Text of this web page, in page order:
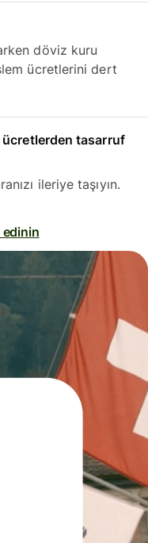
döviz kuru
ücretlerini dert
ücretlerden tasarruf
ileriye taşıyın.
edinin